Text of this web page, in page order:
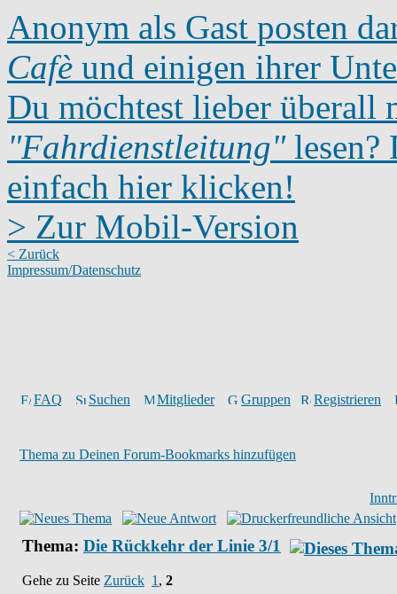
Anonym als Gast posten
Cafè und einigen ihrer
Du möchtest lieber überall
"Fahrdienstleitung"lesen?
einfach hier klicken!
> Zur Mobil-Version
< Zurück
Impressum/Datenschutz
FAQ Suchen Mitglieder Gruppen Registrieren
Thema zu Deinen Forum-Bookmarks hinzufügen
Thema: Die Rückkehr der Linie 3/1
Gehe zu Seite Zurück 1 , 2